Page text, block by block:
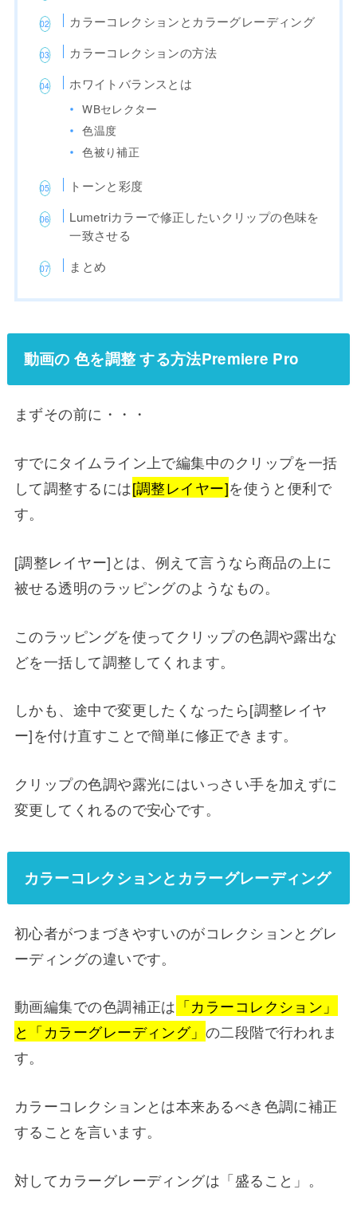
カラーコレクションとカラーグレーディング
カラーコレクションの方法
ホワイトバランスとは
WBセレクター
色温度
色被り補正
トーンと彩度
Lumetriカラーで修正したいクリップの色味を
一致させる
まとめ
動画の 色を調整 する方法Premiere Pro
まずその前に・・・
すでにタイムライン上で編集中のクリップを一括
して調整するには[調整レイヤー]を使うと便利で
す。
[調整レイヤー]とは、例えて言うなら商品の上に
被せる透明のラッピングのようなもの。
このラッピングを使ってクリップの色調や露出な
どを一括して調整してくれます。
しかも、途中で変更したくなったら[調整レイヤ
ー]を付け直すことで簡単に修正できます。
クリップの色調や露光にはいっさい手を加えずに
変更してくれるので安心です。
カラーコレクションとカラーグレーディング
初心者がつまづきやすいのがコレクションとグレ
ーディングの違いです。
動画編集での色調補正は 「カラーコレクション」
と「カラーグレーディング」 の二段階で行われま
す。
カラーコレクションとは本来あるべき色調に補正
することを言います。
対してカラーグレーディングは「盛ること」。